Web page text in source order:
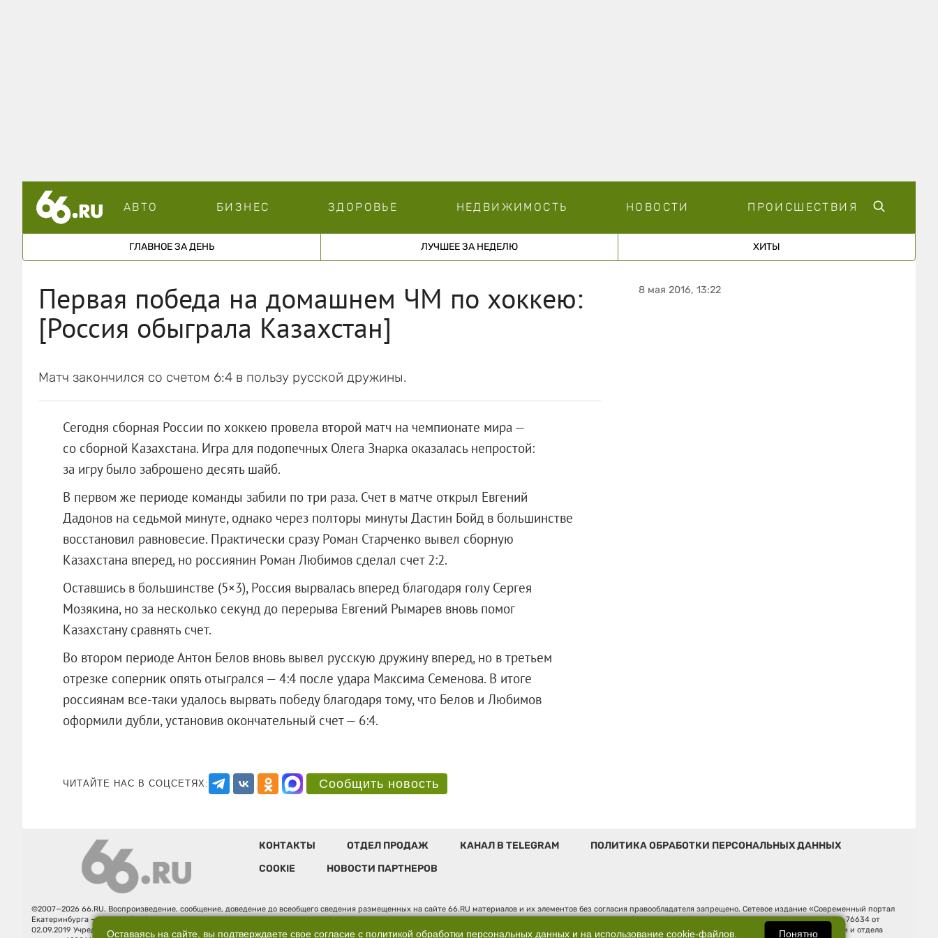
АВТО БИЗНЕС ЗДОРОВЬЕ НЕДВИЖИМОСТЬ НОВОСТИ ПРОИСШЕСТВИЯ
ГЛАВНОЕ ЗА ДЕНЬ ЛУЧШЕЕ ЗА НЕДЕЛЮ ХИТЫ
Первая победа на домашнем ЧМ по хоккею:
[Россия обыграла Казахстан]
Матч закончился со счетом 6:4 в пользу русской дружины.
Сегодня сборная России по хоккею провела второй матч на чемпионате мира —
со сборной Казахстана. Игра для подопечных Олега Знарка оказалась непростой:
за игру было заброшено десять шайб.
В первом же периоде команды забили по три раза. Счет в матче открыл Евгений
Дадонов на седьмой минуте, однако через полторы минуты Дастин Бойд в большинстве
восстановил равновесие. Практически сразу Роман Старченко вывел сборную
Казахстана вперед, но россиянин Роман Любимов сделал счет 2:2.
Оставшись в большинстве (5×3), Россия вырвалась вперед благодаря голу Сергея
Мозякина, но за несколько секунд до перерыва Евгений Рымарев вновь помог
Казахстану сравнять счет.
Во втором периоде Антон Белов вновь вывел русскую дружину вперед, но в третьем
отрезке соперник опять отыгрался — 4:4 после удара Максима Семенова. В итоге
россиянам все-таки удалось вырвать победу благодаря тому, что Белов и Любимов
оформили дубли, установив окончательный счет — 6:4.
ЧИТАЙТЕ НАС В СОЦСЕТЯХ: Сообщить новость
8 мая 2016, 13:22
КОНТАКТЫ ОТДЕЛ ПРОДАЖ КАНАЛ В TELEGRAM
ПОЛИТИКА ОБРАБОТКИ ПЕРСОНАЛЬНЫХ ДАННЫХ
COOKIE
НОВОСТИ ПАРТНЕРОВ
©2007—2026 66.RU. Воспроизведение, сообщение, доведение до всеобщего сведения размещенных на сайте 66.RU материалов и их элементов без согласия правообладателя запрещено. Сетевое издание «Современный портал
Екатеринбурга — «66.ru» (18+) зарегистрировано Федеральной службой по надзору в сфере связи, информационных технологий и массовых коммуникаций (Роскомнадзор). Регистрационный номер ЭЛ № ФС 77 - 76634 от
02.09.2019 Учредитель: Общество с ограниченной ответственностью "66.ру". Юридический адрес: 620014, Свердловская обл., г. Екатеринбург, ул. Бориса Ельцина, строение 3, оф. 7015 Фактический адрес редакции и отдела
Оставаясь на сайте, вы подтверждаете свое согласие с политикой обработки персональных данныхи на использование cookie-файлов. Понятно